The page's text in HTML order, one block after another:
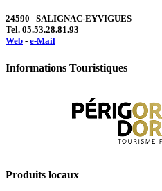
24590 SALIGNAC-EYVIGUES
Tel. 05.53.28.81.93
Web - e-Mail
Informations Touristiques
Produits locaux